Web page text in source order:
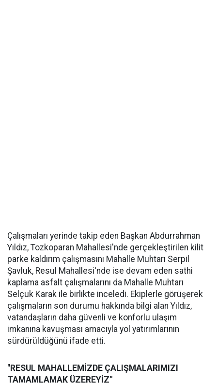
Çalışmaları yerinde takip eden Başkan Abdurrahman
Yıldız, Tozkoparan Mahallesi'nde gerçekleştirilen kilit
parke kaldırım çalışmasını Mahalle Muhtarı Serpil
Şavluk, Resul Mahallesi'nde ise devam eden sathi
kaplama asfalt çalışmalarını da Mahalle Muhtarı
Selçuk Karak ile birlikte inceledi. Ekiplerle görüşerek
çalışmaların son durumu hakkında bilgi alan Yıldız,
vatandaşların daha güvenli ve konforlu ulaşım
imkanına kavuşması amacıyla yol yatırımlarının
sürdürüldüğünü ifade etti.
"RESUL MAHALLEMİZDE ÇALIŞMALARIMIZI
TAMAMLAMAK ÜZEREYİZ"